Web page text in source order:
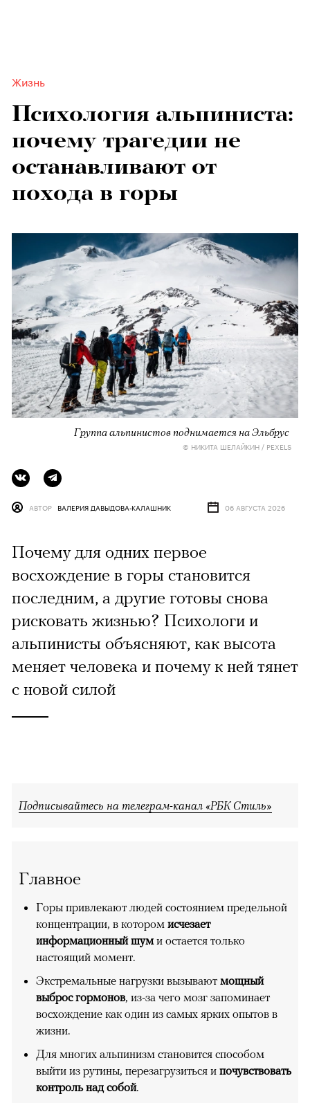
Жизнь
Психология альпиниста:
почему трагедии не
останавливают от
похода в горы
Группа альпинистов поднимается на Эльбрус
© НИКИТА ШЕЛАЙКИН / PEXELS
АВТОР ВАЛЕРИЯ ДАВЫДОВА-КАЛАШНИК 06 АВГУСТА 2026
Почему для одних первое
восхождение в горы становится
последним, а другие готовы снова
рисковать жизнью? Психологи и
альпинисты объясняют, как высота
меняет человека и почему к ней тянет
с новой силой
Подписывайтесь на телеграм-канал «РБК Стиль»
Главное
Горы привлекают людей состоянием предельной
концентрации, в котором исчезает
информационный шуми остается только
настоящий момент.
Экстремальные нагрузки вызывают мощный
выброс гормонов, из-за чего мозг запоминает
восхождение как один из самых ярких опытов в
жизни.
Для многих альпинизм становится способом
выйти из рутины, перезагрузиться и почувствовать
контроль над собой.